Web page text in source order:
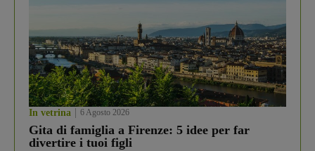
In vetrina 6 Agosto 2026
Gita di famiglia a Firenze: 5 idee per far
divertire i tuoi figli